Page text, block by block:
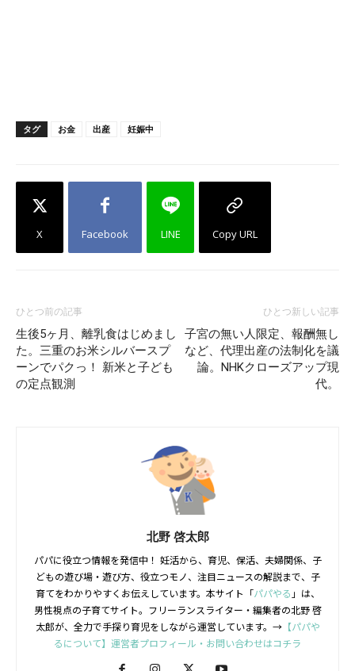
タグ お金 出産 妊娠中
X Facebook LINE Copy URL
ひとつ前の記事
生後5ヶ月、離乳食はじめまし
た。三重のお米シルバースプ
ーンでパクっ！ 新米と子ども
の定点観測
ひとつ新しい記事
子宮の無い人限定、報酬無し
など、代理出産の法制化を議
論。NHKクローズアップ現
代。
北野 啓太郎
パパに役立つ情報を発信中！ 妊活から、育児、保活、夫婦関係、子
どもの遊び場・遊び方、役立つモノ、注目ニュースの解説まで、子
育てをわかりやすくお伝えしています。本サイト「パパやる 」は、
男性視点の子育てサイト。フリーランスライター・編集者の北野 啓
太郎が、全力で手探り育児をしながら運営しています。→【パパや
るについて】運営者プロフィール・お問い合わせはコチラ